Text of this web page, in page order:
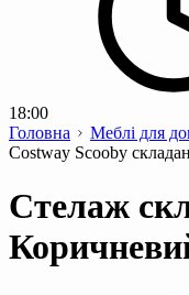
18:00
Головна
Меблі для
Costway Scooby
Стелаж